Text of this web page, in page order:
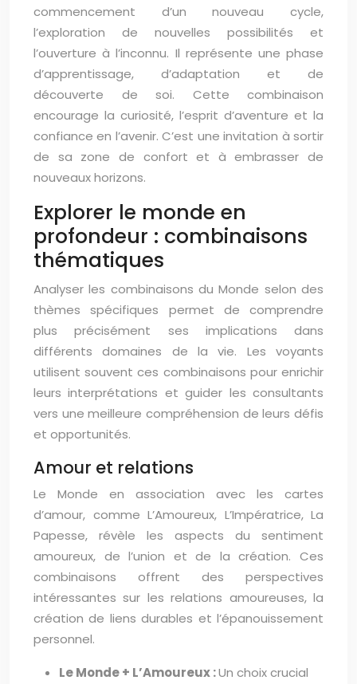
commencement d’un nouveau cycle,
l’exploration de nouvelles possibilités et
l’ouverture à l’inconnu. Il représente une phase
d’apprentissage, d’adaptation et de
découverte de soi. Cette combinaison
encourage la curiosité, l’esprit d’aventure et la
confiance en l’avenir. C’est une invitation à sortir
de sa zone de confort et à embrasser de
nouveaux horizons.
Explorer le monde en
profondeur : combinaisons
thématiques
Analyser les combinaisons du Monde selon des
thèmes spécifiques permet de comprendre
plus précisément ses implications dans
différents domaines de la vie. Les voyants
utilisent souvent ces combinaisons pour enrichir
leurs interprétations et guider les consultants
vers une meilleure compréhension de leurs défis
et opportunités.
Amour et relations
Le Monde en association avec les cartes
d’amour, comme L’Amoureux, L’Impératrice, La
Papesse, révèle les aspects du sentiment
amoureux, de l’union et de la création. Ces
combinaisons offrent des perspectives
intéressantes sur les relations amoureuses, la
création de liens durables et l’épanouissement
personnel.
Le Monde + L’Amoureux :Un choix crucial